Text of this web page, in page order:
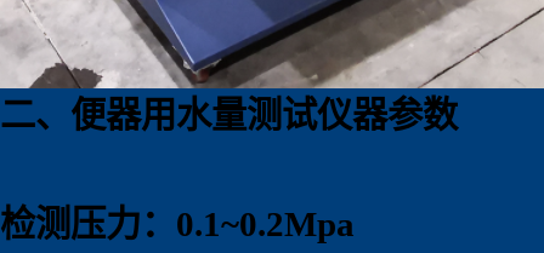
二、便器用水量测试仪器参数
检测压力：0.1~0.2Mpa